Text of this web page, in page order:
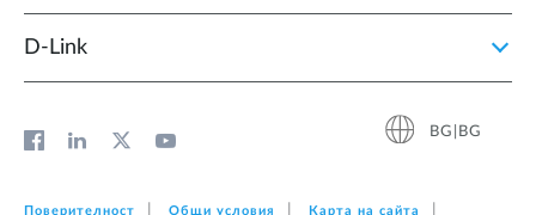
D‑Link
BG|BG
Поверителност Общи условия Карта на сайта